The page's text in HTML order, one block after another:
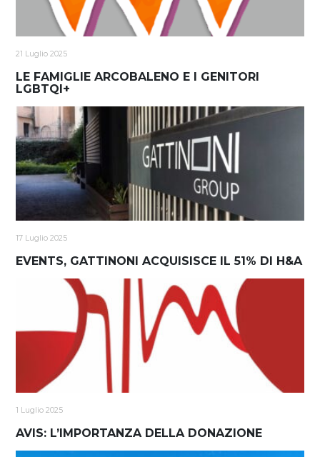
21 Luglio 2025
LE FAMIGLIE ARCOBALENO E I GENITORI
LGBTQI+
17 Luglio 2025
EVENTS, GATTINONI ACQUISISCE IL 51% DI H&A
1 Luglio 2025
AVIS: L’IMPORTANZA DELLA DONAZIONE